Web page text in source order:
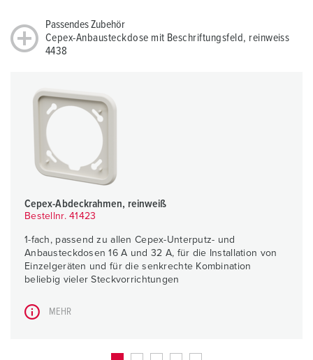
Passendes Zubehör
Cepex-Anbausteckdose mit Beschriftungsfeld, reinweiss
4438
Cepex-Abdeckrahmen, reinweiß
Bestellnr. 41423
1-fach, passend zu allen Cepex-Unterputz- und
Anbausteckdosen 16 A und 32 A, für die Installation von
Einzelgeräten und für die senkrechte Kombination
beliebig vieler Steckvorrichtungen
MEHR